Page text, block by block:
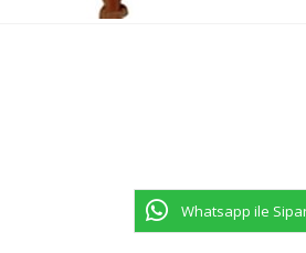
Whatsapp ile